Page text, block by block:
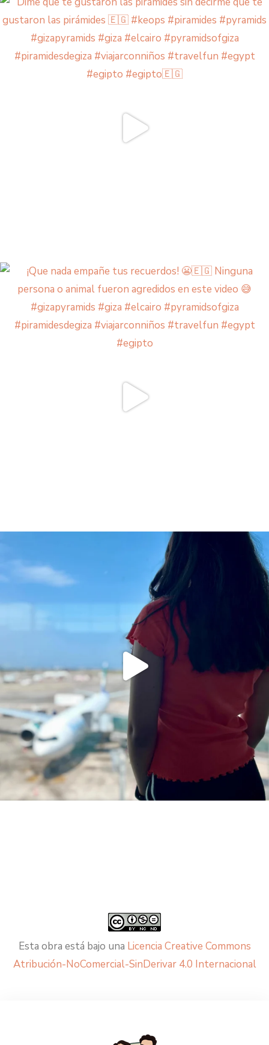
Esta obra está bajo una Licencia Creative Commons
Atribución-NoComercial-SinDerivar 4.0 Internacional